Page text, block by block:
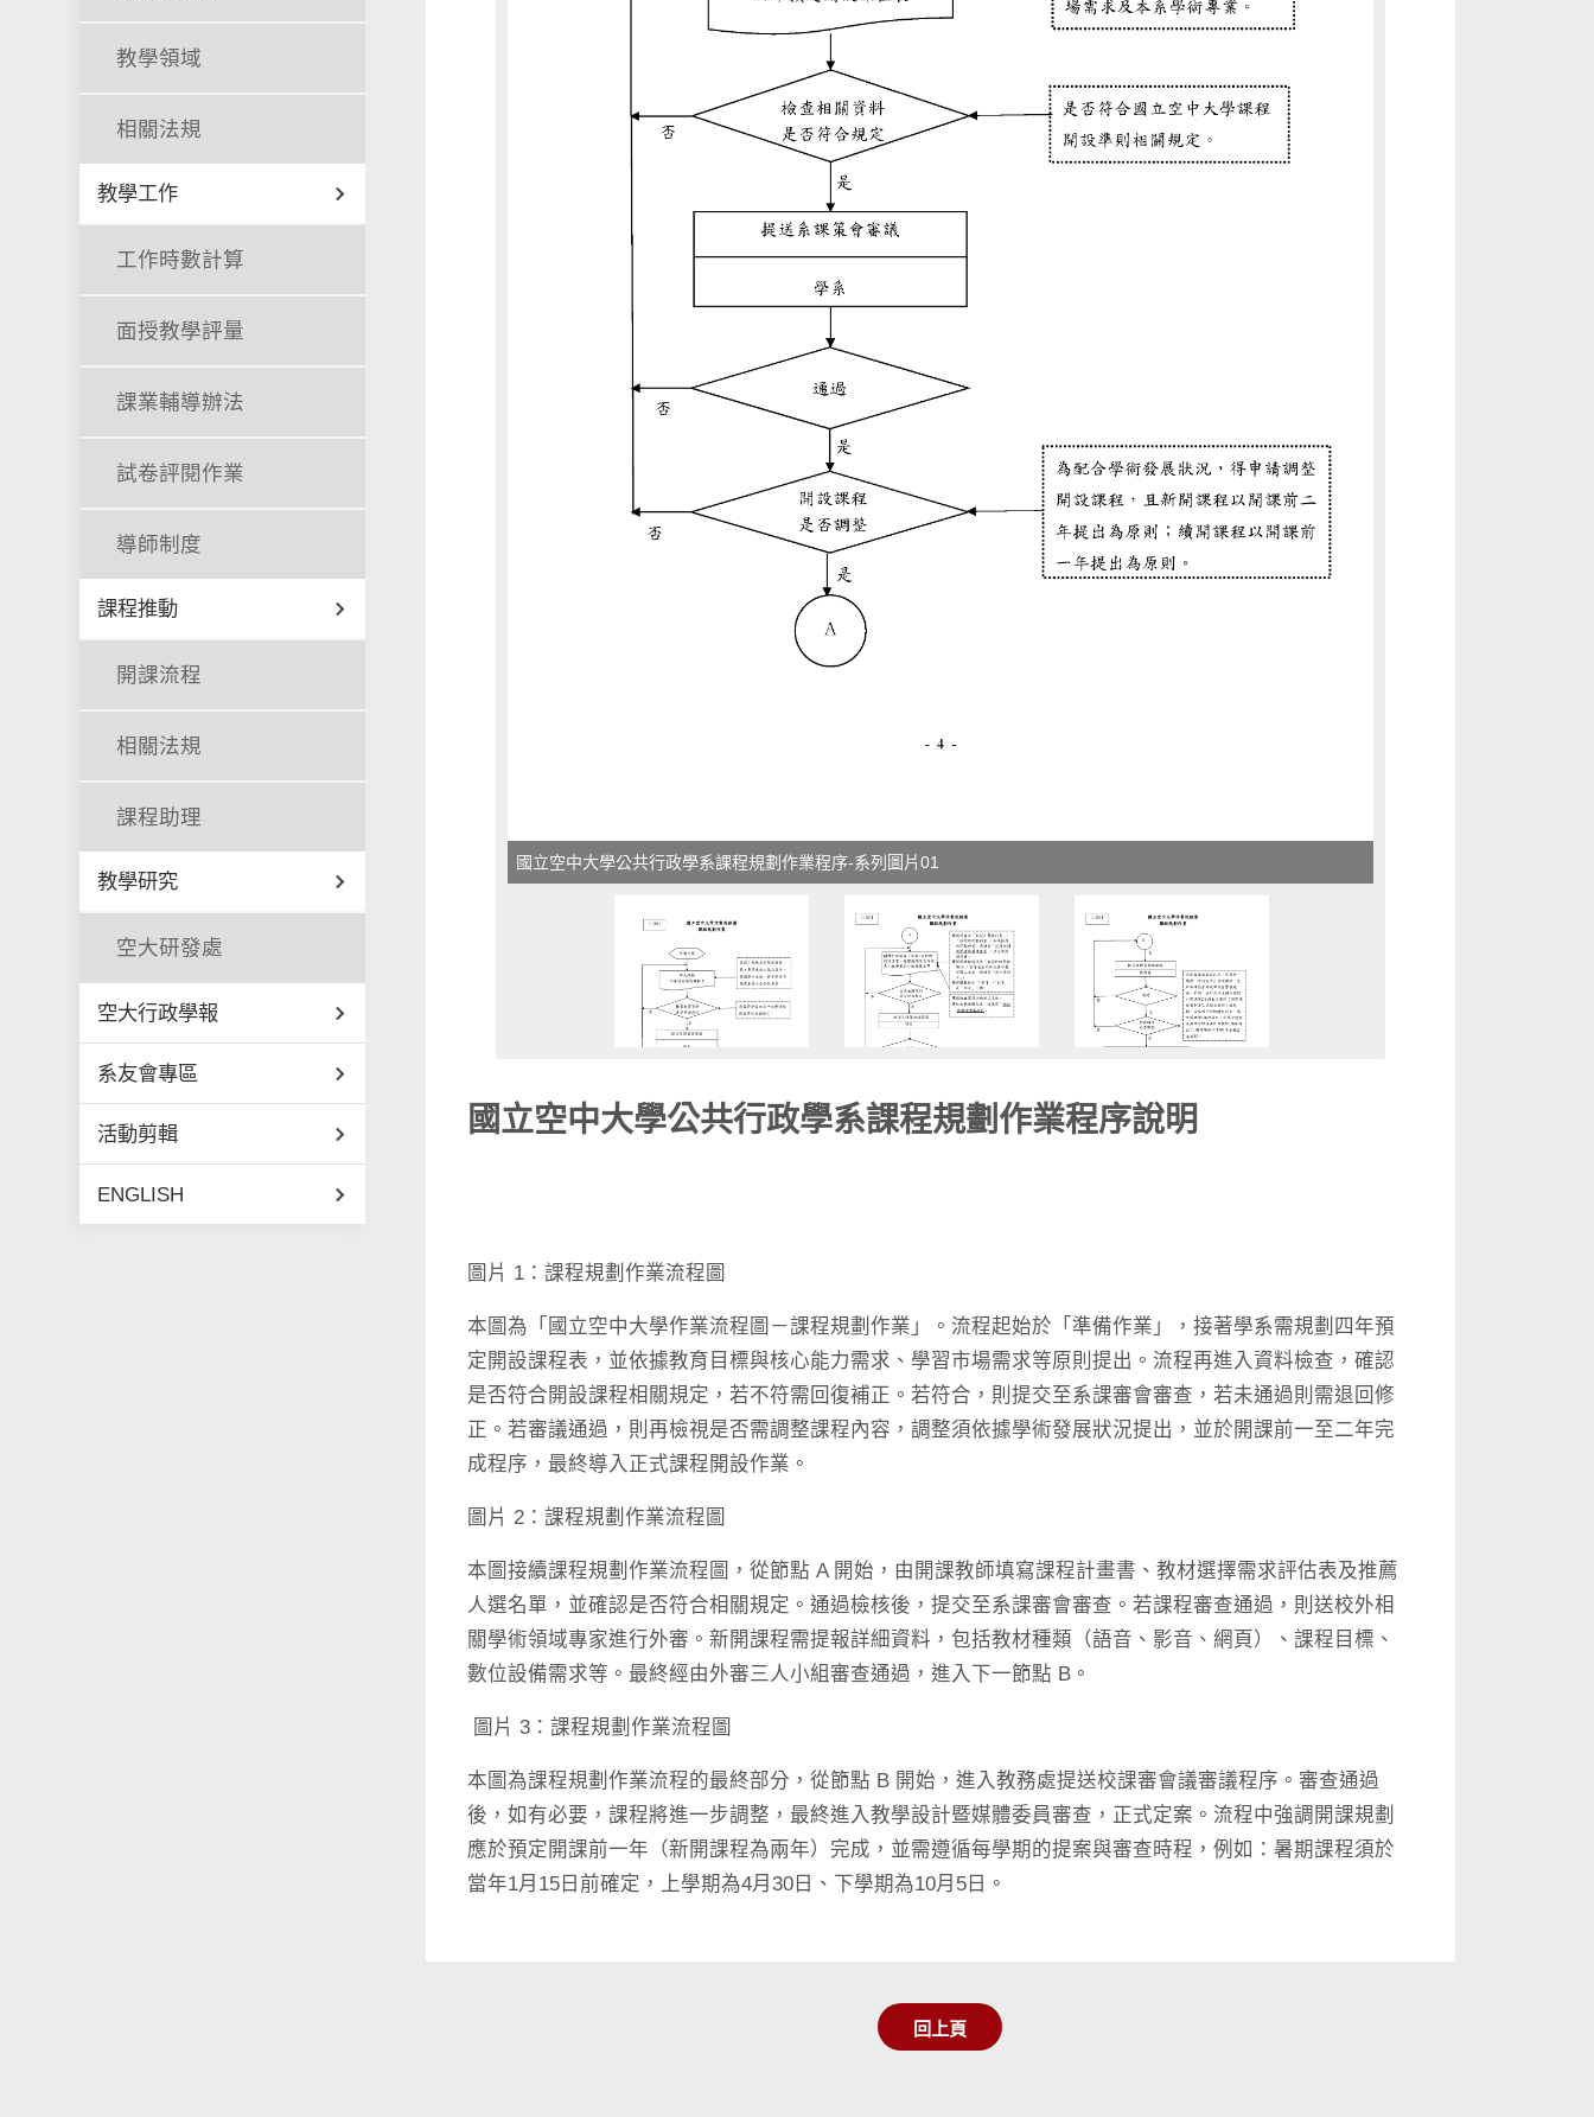
教學領域
相關法規
教學工作
工作時數計算
面授教學評量
課業輔導辦法
試卷評閱作業
導師制度
課程推動
開課流程
相關法規
課程助理
教學研究
空大研發處
空大行政學報
系友會專區
活動剪輯
ENGLISH
國立空中大學公共行政學系課程規劃作業程序-系列圖片01
國立空中大學公共行政學系課程規劃作業程序說明
圖片 1：課程規劃作業流程圖
本圖為「國立空中大學作業流程圖－課程規劃作業」。流程起始於「準備作業」，接著學系需規劃四年預
定開設課程表，並依據教育目標與核心能力需求、學習市場需求等原則提出。流程再進入資料檢查，確認
是否符合開設課程相關規定，若不符需回復補正。若符合，則提交至系課審會審查，若未通過則需退回修
正。若審議通過，則再檢視是否需調整課程內容，調整須依據學術發展狀況提出，並於開課前一至二年完
成程序，最終導入正式課程開設作業。
圖片 2：課程規劃作業流程圖
本圖接續課程規劃作業流程圖，從節點 A 開始，由開課教師填寫課程計畫書、教材選擇需求評估表及推薦
人選名單，並確認是否符合相關規定。通過檢核後，提交至系課審會審查。若課程審查通過，則送校外相
關學術領域專家進行外審。新開課程需提報詳細資料，包括教材種類（語音、影音、網頁）、課程目標、
數位設備需求等。最終經由外審三人小組審查通過，進入下一節點 B。
圖片 3：課程規劃作業流程圖
本圖為課程規劃作業流程的最終部分，從節點 B 開始，進入教務處提送校課審會議審議程序。審查通過
後，如有必要，課程將進一步調整，最終進入教學設計暨媒體委員審查，正式定案。流程中強調開課規劃
應於預定開課前一年（新開課程為兩年）完成，並需遵循每學期的提案與審查時程，例如：暑期課程須於
當年1月15日前確定，上學期為4月30日、下學期為10月5日。
回上頁